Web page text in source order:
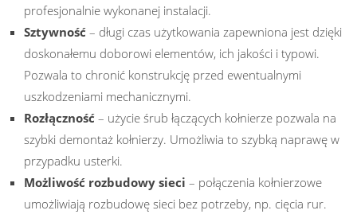
profesjonalnie wykonanej instalacji.
Sztywność – długi czas użytkowania zapewniona jest dzięki
doskonałemu doborowi elementów, ich jakości i typowi.
Pozwala to chronić konstrukcję przed ewentualnymi
uszkodzeniami mechanicznymi.
Rozłączność – użycie śrub łączących kołnierze pozwala na
szybki demontaż kołnierzy. Umożliwia to szybką naprawę w
przypadku usterki.
Możliwość rozbudowy sieci – połączenia kołnierzowe
umożliwiają rozbudowę sieci bez potrzeby, np. cięcia rur.